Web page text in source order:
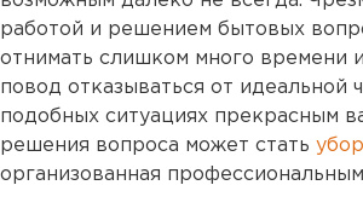
работой и решением бытовых
отнимать слишком много времени
повод отказываться от идеальной
подобных ситуациях прекрасным
решения вопроса может стать
организованная